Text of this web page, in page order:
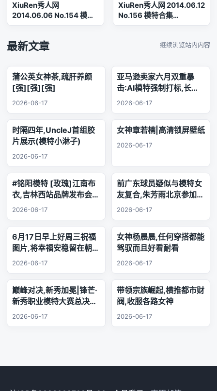
XiuRen秀人网
2014.06.06 No.154 模特
飞儿[62+1P150M]
XiuRen秀人网 2014.06.12
No.156 模特合集
[66+1P171MB]
最新文章 继续浏览站内内容
蒲公英女神茶,疏肝养颜
[强][强][强]
2026-06-17
亚马逊卖家六月双重暴
击:AI模特强制打标,长标
题时代正式终结
2026-06-17
时隔四年,UncleJ首组胶
片展示(模特小淋子)
2026-06-17
女神章若楠|高清锁屏壁纸
2026-06-17
#铭阳模特 [玫瑰]江南布
衣,吉林西站品牌发布会..
乐器演奏
2026-06-17
前广东球员疑似与模特女
友复合,朱芳雨北京参加品
牌活动,王少杰韩国游玩
2026-06-17
6月17日早上好周三祝福
图片,将幸福安稳留在朝夕
身旁,把珍贵友谊珍藏心
欢声笑语陪伴每日日常.
2026-06-17
女神杨晨晨,任何穿搭都能
驾驭而且好看耐看
2026-06-17
巅峰对决,新秀加冕|锋芒·
新秀职业模特大赛总决赛,
三幕秀场演绎极致美学
2026-06-17
带领宗族崛起,横推都市财
阀,收服各路女神
2026-06-17